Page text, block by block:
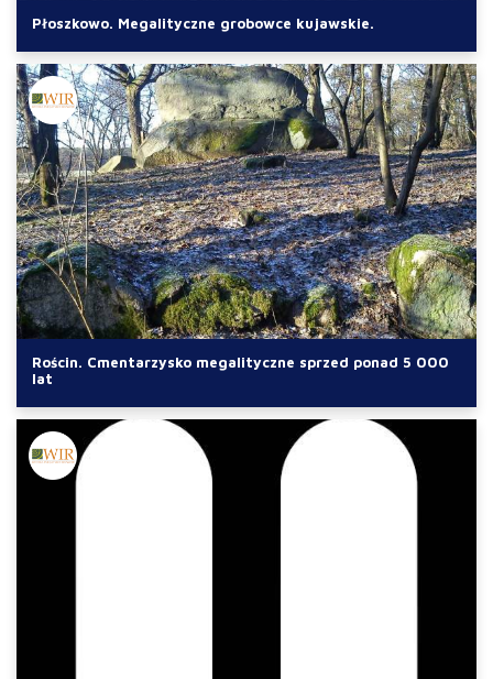
Płoszkowo. Megalityczne grobowce kujawskie.
Rościn. Cmentarzysko megalityczne sprzed ponad 5 000
lat